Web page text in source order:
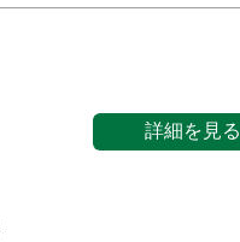
詳細を見る